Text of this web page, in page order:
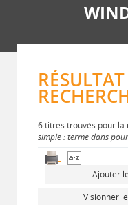
6 titres trouvés pour la
simple : terme dans
Ajouter
Visionner